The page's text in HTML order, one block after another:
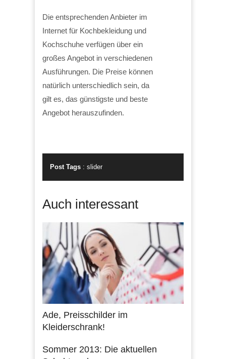
Die entsprechenden Anbieter im
Internet für Kochbekleidung und
Kochschuhe verfügen über ein
großes Angebot in verschiedenen
Ausführungen. Die Preise können
natürlich unterschiedlich sein, da
gilt es, das günstigste und beste
Angebot herauszufinden.
Post Tags : slider
Auch interessant
Ade, Preisschilder im
Kleiderschrank!
Sommer 2013: Die aktuellen